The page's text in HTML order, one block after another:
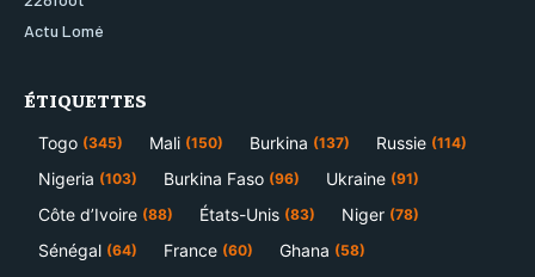
Actu Lomé
ÉTIQUETTES
Togo (345) Mali (150) Burkina (137) Russie (114)
Nigeria (103) Burkina Faso (96) Ukraine (91)
Côte d’Ivoire (88) États-Unis (83) Niger (78)
Sénégal (64) France (60) Ghana (58)